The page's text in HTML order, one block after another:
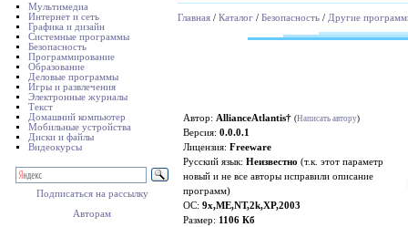
Мультимедиа
Интернет и сеть
Графика и дизайн
Системные программы
Безопасность
Программирование
Образование
Деловые программы
Игры и развлечения
Электронные журналы
Текст
Домашний компьютер
Мобильные устройства
Диски и файлы
Видеокурсы
Подписаться на рассылку
Авторам
Главная / Каталог / Безопасность / Другие
Автор: AllianceAtlantis† (Написать автору)
Версия: 0.0.0.1
Лицензия: Freeware
Русский язык: Неизвестно (т.к. этот параметр
новый и не все авторы исправили описание
программ)
ОС: 9x,ME,NT,2k,XP,2003
Размер: 1106 Кб